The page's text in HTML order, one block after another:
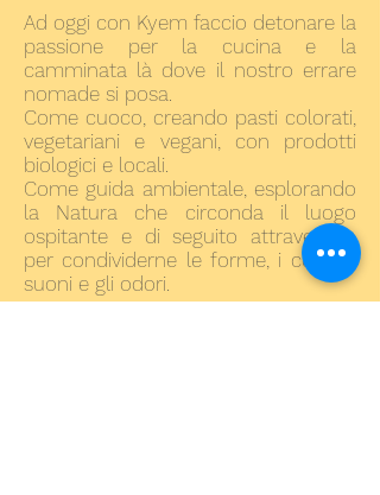
Ad oggi con Kyem faccio detonare la
passione per la cucina e la
camminata là dove il nostro errare
nomade si posa.
Come cuoco, creando pasti colorati,
vegetariani e vegani, con prodotti
biologici e locali.
Come guida ambientale, esplorando
la Natura che circonda il luogo
ospitante e di seguito attraversala
per condividerne le forme, i colori, i
suoni e gli odori.